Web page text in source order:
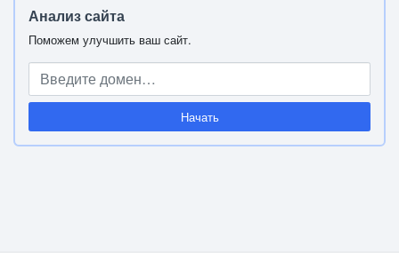
Анализ сайта
Поможем улучшить ваш сайт.
Начать